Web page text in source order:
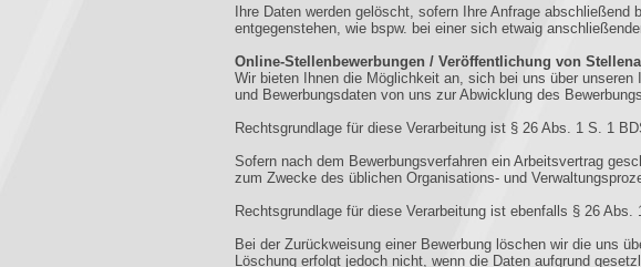
Ihre Daten werden gelöscht, sofern Ihre Anfrage
entgegenstehen, wie bspw. bei einer sich etwaig
Online-Stellenbewerbungen / Veröffentlichung von
Wir bieten Ihnen die Möglichkeit an, sich bei uns über
und Bewerbungsdaten von uns zur Abwicklung des
Rechtsgrundlage für diese Verarbeitung ist § 26 Abs. 1 S. 1
Sofern nach dem Bewerbungsverfahren ein Arbeitsvertrag
zum Zwecke des üblichen Organisations- und
Rechtsgrundlage für diese Verarbeitung ist ebenfalls § 26
Bei der Zurückweisung einer Bewerbung löschen wir die uns
Löschung erfolgt jedoch nicht, wenn die Daten aufgrund